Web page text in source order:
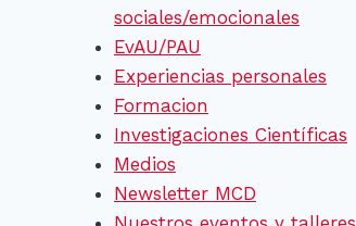
sociales/emocionales
EvAU/PAU
Experiencias personales
Formacion
Investigaciones Científicas
Medios
Newsletter MCD